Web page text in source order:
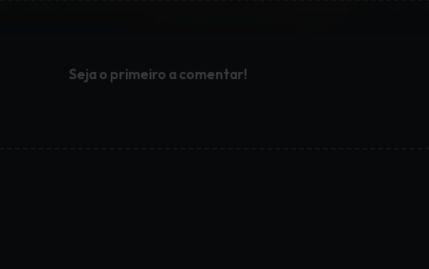
Seja o primeiro a comentar!